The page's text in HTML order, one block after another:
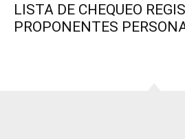
LISTA DE CHEQUEO
PROPONENTES